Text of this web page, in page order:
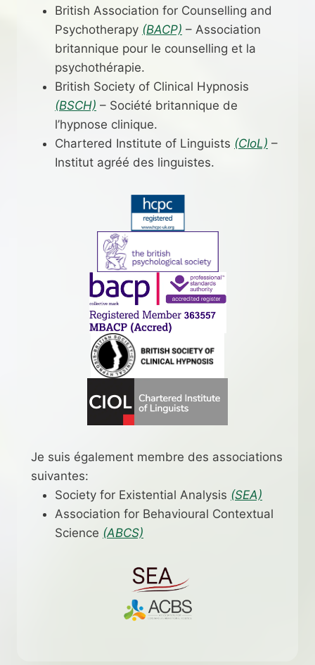
British Association for Counselling and
Psychotherapy (BACP) – Association
britannique pour le counselling et la
psychothérapie.
British Society of Clinical Hypnosis
(BSCH) – Société britannique de
l’hypnose clinique.
Chartered Institute of Linguists (CIoL) –
Institut agréé des linguistes.
Je suis également membre des associations
suivantes:
Society for Existential Analysis (SEA)
Association for Behavioural Contextual
Science (ABCS)